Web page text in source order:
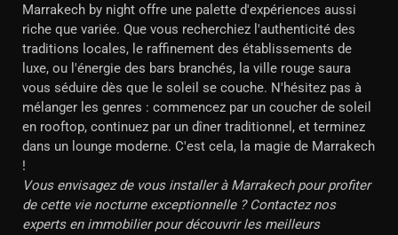
Marrakech by night offre une palette d'expériences aussi
riche que variée. Que vous recherchiez l'authenticité des
traditions locales, le raffinement des établissements de
luxe, ou l'énergie des bars branchés, la ville rouge saura
vous séduire dès que le soleil se couche. N'hésitez pas à
mélanger les genres : commencez par un coucher de soleil
en rooftop, continuez par un dîner traditionnel, et terminez
dans un lounge moderne. C'est cela, la magie de Marrakech
!
Vous envisagez de vous installer à Marrakech pour profiter
de cette vie nocturne exceptionnelle ? Contactez nos
experts en immobilier pour découvrir les meilleurs